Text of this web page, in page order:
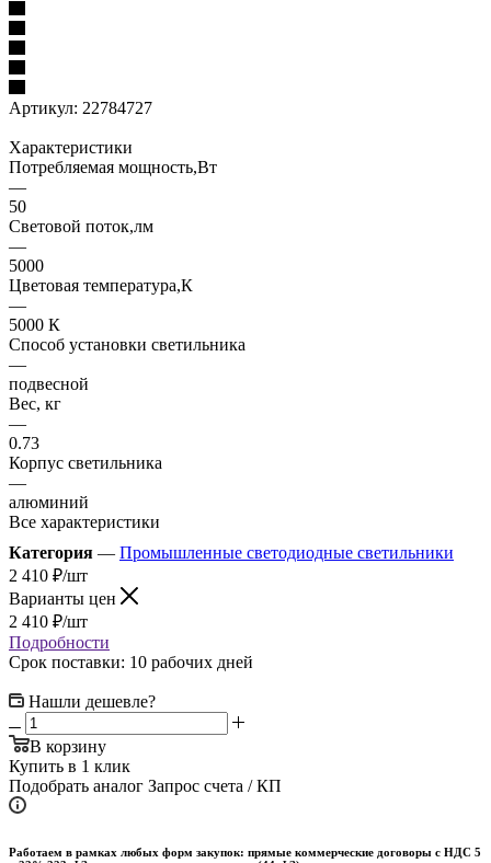
Артикул: 22784727
Характеристики
Потребляемая мощность,Вт
—
50
Световой поток,лм
—
5000
Цветовая температура,К
—
5000 К
Способ установки светильника
—
подвесной
Вес, кг
—
0.73
Корпус светильника
—
алюминий
Все характеристики
Категория — Промышленные светодиодные светильники
2 410 ₽/шт
Варианты цен
2 410 ₽/шт
Подробности
Срок поставки: 10 рабочих дней
Нашли дешевле?
В корзину
Купить в 1 клик
Подобрать аналог Запрос счета / КП
Работаем в рамках любых форм закупок: прямые коммерческие договоры с НДС 5